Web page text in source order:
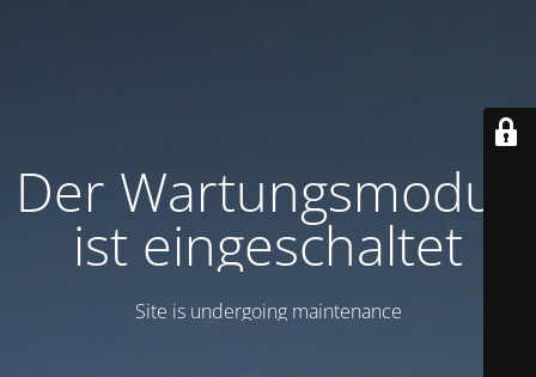
Der Wartungsmodus
ist eingeschaltet
Site is undergoing maintenance